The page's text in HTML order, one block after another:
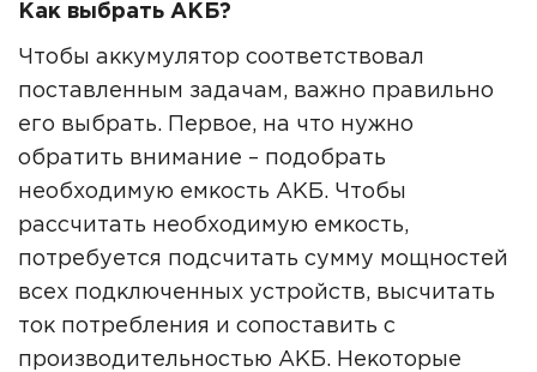
Как выбрать АКБ?
Чтобы аккумулятор соответствовал
поставленным задачам, важно правильно
его выбрать. Первое, на что нужно
обратить внимание – подобрать
необходимую емкость АКБ. Чтобы
рассчитать необходимую емкость,
потребуется подсчитать сумму мощностей
всех подключенных устройств, высчитать
ток потребления и сопоставить с
производительностью АКБ. Некоторые